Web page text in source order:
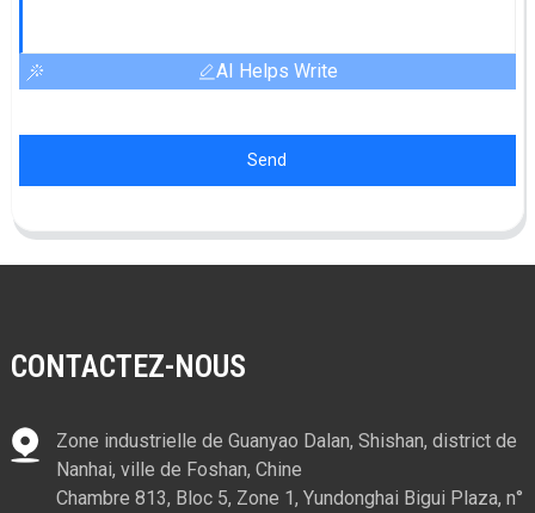
AI Helps Write
Send
CONTACTEZ-NOUS
Zone industrielle de Guanyao Dalan, Shishan, district de
Nanhai, ville de Foshan, Chine
Chambre 813, Bloc 5, Zone 1, Yundonghai Bigui Plaza, n°